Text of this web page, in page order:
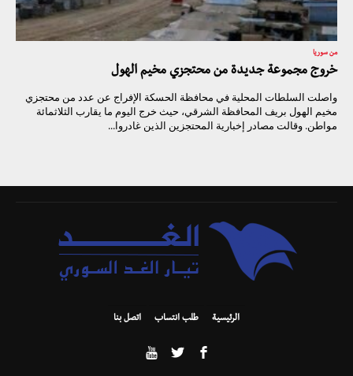
من سوريا
خروج مجموعة جديدة من محتجزي مخيم الهول
واصلت السلطات المحلية في محافظة الحسكة الإفراج عن عدد من محتجزي
مخيم الهول بريف المحافظة الشرقي، حيث خرج اليوم ما يقارب الثلاثمائة
مواطن. وقالت مصادر إخبارية المحتجزين الذين غادروا...
الرئيسية طلب انتساب اتصل بنا